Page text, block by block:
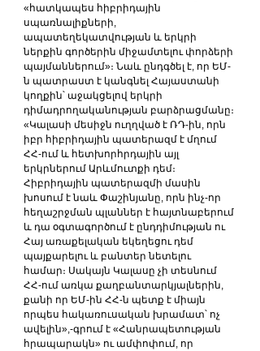
«հատկապես հիբրիդային
սպառնալիքների,
ապատեղեկատվության և երկրի
ներքին գործերին միջամտելու փորձերի
պայմաններում»։ Նաև ընդգծել է, որ ԵՄ-
ն պատրաստ է կանգնել Հայաստանի
կողքին՝ աջակցելով երկրի
դիմադրողականության բարձրացմանը։
«Կալասի մեսիջն ուղղված է ՌԴ-ին, որն
իբր հիբրիդային պատերազմ է մղում
ՀՀ-ում և հետխորհրդային այլ
երկրներում Արևմուտքի դեմ։
Հիբրիդային պատերազմի մասին
խոսում է նաև Փաշինյանը, որն ինչ-որ
հեղաշրջման պլաններ է հայտնաբերում
և դա օգտագործում է ընդդիմության ու
Հայ առաքելական եկեղեցու դեմ
պայքարելու և բանտեր նետելու
համար։ Սակայն Կալասը չի տեսնում
ՀՀ-ում առկա քաղբանտարկյալներին,
քանի որ ԵՄ-ին ՀՀ-ն պետք է միայն
որպես հակառուսական խրամատ՝ ոչ
ավելին»,-գրում է «Հանրապետության
հրապարակն» ու ամփոփում, որ